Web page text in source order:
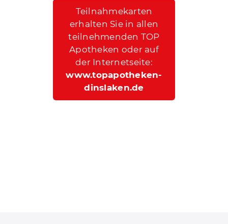
Teilnahmekarten
erhalten Sie in allen
teilnehmenden TOP
Apotheken oder auf
der Internetseite:
www.topapotheken-
dinslaken.de